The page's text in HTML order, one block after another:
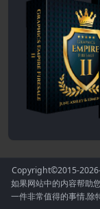
Copyright©2015-2026
如果网站中的内容帮助
一件非常值得的事情.除